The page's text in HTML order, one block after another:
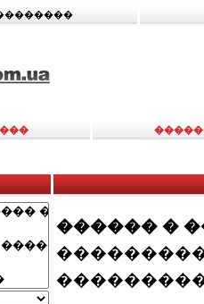
������ �